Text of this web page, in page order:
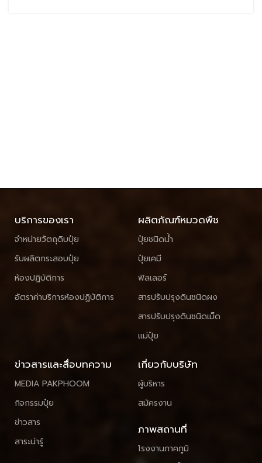
บริการของเรา
จำหน่ายวัตถุดิบปุ๋ย
รับผลิตกระสอบปุ๋ย
ห้องปฏิบัติการ
อัตราค่าบริการห้องปฏิบัติการ
ผลิตภัณฑ์หมวดพืช
ปุ๋ยชนิดน้ำ
ปุ๋ยเคมี
ฟิลเลอร์
สารปรับปรุงดินชนิดผง
สารปรับปรุงดินชนิดเม็ด
แม่ปุ๋ย
ข่าวสารและสื่อบทความ
MEDIA PAKPHOOM
กิจกรรมปุ๋ย
ข่าวสาร
สาระน่ารู้
เกี่ยวกับบริษัท
ผู้บริหาร
สมัครงาน
ภาพสถานที่
โรงงานภาคภูมิ